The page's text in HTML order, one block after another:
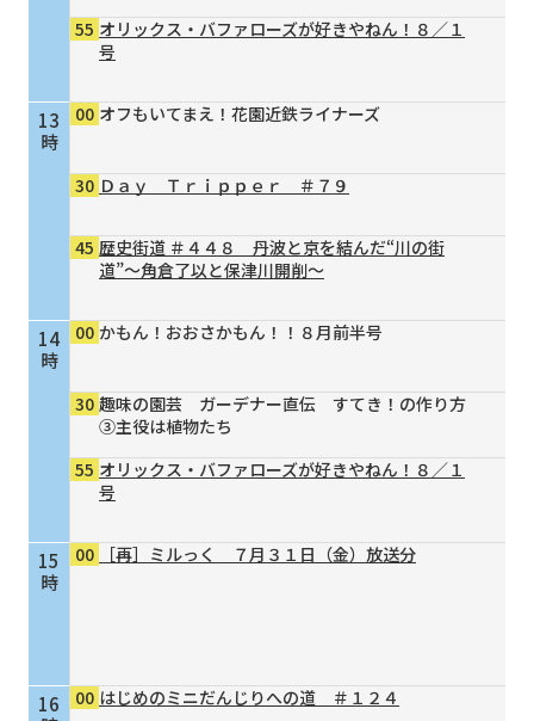
13
時
14
時
15
時
16
55 オリックス・バファローズが好きやねん！８／１
号
00 オフもいてまえ！花園近鉄ライナーズ
30 Ｄａｙ Ｔｒｉｐｐｅｒ ＃７９
45 歴史街道 ＃４４８ 丹波と京を結んだ“川の街
道”～角倉了以と保津川開削～
00 かもん！おおさかもん！！８月前半号
30 趣味の園芸 ガーデナー直伝 すてき！の作り方
③主役は植物たち
55 オリックス・バファローズが好きやねん！８／１
号
00 ［再］ミルっく ７月３１日（金）放送分
00 はじめのミニだんじりへの道 ＃１２４